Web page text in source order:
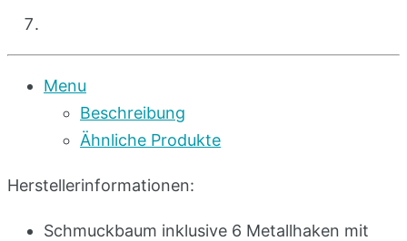
Menu
Beschreibung
Ähnliche Produkte
Herstellerinformationen:
Schmuckbaum inklusive 6 Metallhaken mit